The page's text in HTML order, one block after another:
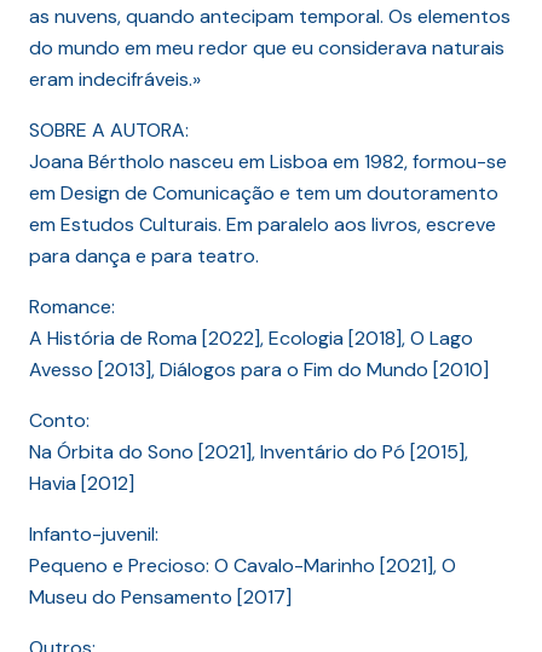
as nuvens, quando antecipam temporal. Os elementos
do mundo em meu redor que eu considerava naturais
eram indecifráveis.»
SOBRE A AUTORA:
Joana Bértholo nasceu em Lisboa em 1982, formou-se
em Design de Comunicação e tem um doutoramento
em Estudos Culturais. Em paralelo aos livros, escreve
para dança e para teatro.
Romance:
A História de Roma [2022], Ecologia [2018], O Lago
Avesso [2013], Diálogos para o Fim do Mundo [2010]
Conto:
Na Órbita do Sono [2021], Inventário do Pó [2015],
Havia [2012]
Infanto-juvenil:
Pequeno e Precioso: O Cavalo-Marinho [2021], O
Museu do Pensamento [2017]